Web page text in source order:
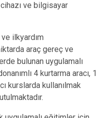
ve bilgisayar
ilkyardım
araç gereç ve
bulunan uygulamalı
4 kurtarma aracı, 1
kurslarda kullanılmak